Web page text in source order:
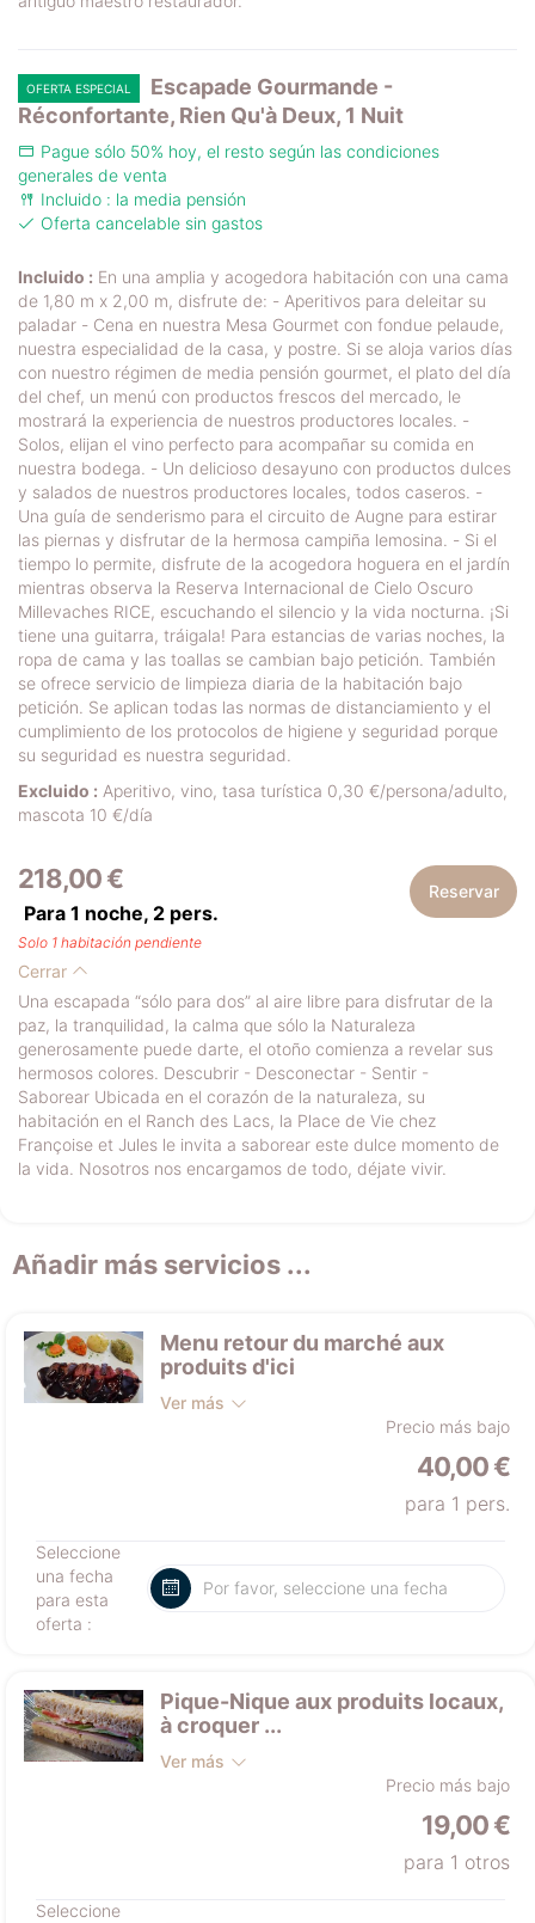
OFERTA ESPECIAL
Escapade Gourmande -
Réconfortante, Rien Qu'à Deux, 1 Nuit
Pague sólo 50% hoy, el resto según las condiciones
generales de venta
Incluido : la media pensión
Oferta cancelable sin gastos
Incluido : En una amplia y acogedora habitación con una cama
de 1,80 m x 2,00 m, disfrute de: - Aperitivos para deleitar su
paladar - Cena en nuestra Mesa Gourmet con fondue pelaude,
nuestra especialidad de la casa, y postre. Si se aloja varios días
con nuestro régimen de media pensión gourmet, el plato del día
del chef, un menú con productos frescos del mercado, le
mostrará la experiencia de nuestros productores locales. -
Solos, elijan el vino perfecto para acompañar su comida en
nuestra bodega. - Un delicioso desayuno con productos dulces
y salados de nuestros productores locales, todos caseros. -
Una guía de senderismo para el circuito de Augne para estirar
las piernas y disfrutar de la hermosa campiña lemosina. - Si el
tiempo lo permite, disfrute de la acogedora hoguera en el jardín
mientras observa la Reserva Internacional de Cielo Oscuro
Millevaches RICE, escuchando el silencio y la vida nocturna. ¡Si
tiene una guitarra, tráigala! Para estancias de varias noches, la
ropa de cama y las toallas se cambian bajo petición. También
se ofrece servicio de limpieza diaria de la habitación bajo
petición. Se aplican todas las normas de distanciamiento y el
cumplimiento de los protocolos de higiene y seguridad porque
su seguridad es nuestra seguridad.
Excluido : Aperitivo, vino, tasa turística 0,30 €/persona/adulto,
mascota 10 €/día
218,00 €
Para 1 noche, 2 pers.
Reservar
Solo 1 habitación pendiente
Cerrar
Una escapada “sólo para dos” al aire libre para disfrutar de la
paz, la tranquilidad, la calma que sólo la Naturaleza
generosamente puede darte, el otoño comienza a revelar sus
hermosos colores. Descubrir - Desconectar - Sentir -
Saborear Ubicada en el corazón de la naturaleza, su
habitación en el Ranch des Lacs, la Place de Vie chez
Françoise et Jules le invita a saborear este dulce momento de
la vida. Nosotros nos encargamos de todo, déjate vivir.
Añadir más servicios ...
Menu retour du marché aux
produits d'ici
Ver más
Precio más bajo
40,00 €
para 1 pers.
Seleccione
una fecha
para esta
oferta :
Pique-Nique aux produits locaux,
à croquer ...
Ver más
Precio más bajo
19,00 €
para 1 otros
Seleccione